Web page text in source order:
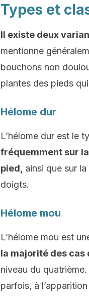
Types et
Il existe deux
mentionne
bouchons non
plantes des pieds
Hélome dur
L’hélome dur est le
fréquemment sur
pied, ainsi que sur
doigts.
Hélome mou
L’hélome mou est
la majorité des cas
niveau du
parfois, à